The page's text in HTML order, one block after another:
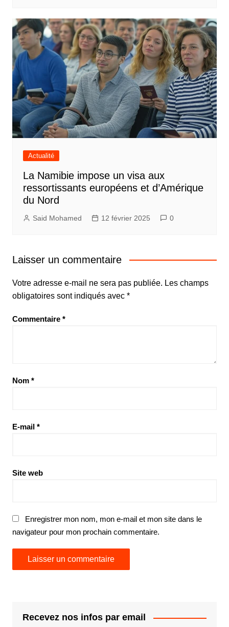
Actualité
La Namibie impose un visa aux
ressortissants européens et d’Amérique
du Nord
Said Mohamed 12 février 2025 0
Laisser un commentaire
Votre adresse e-mail ne sera pas publiée. Les champs
obligatoires sont indiqués avec *
Commentaire *
Nom *
E-mail *
Site web
Enregistrer mon nom, mon e-mail et mon site dans le
navigateur pour mon prochain commentaire.
Recevez nos infos par email